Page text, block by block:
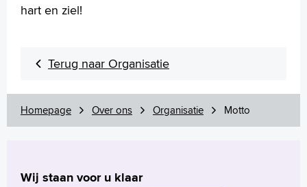
hart en ziel!
Terug naar Organisatie
Homepage Over ons Organisatie Motto
Wij staan voor u klaar